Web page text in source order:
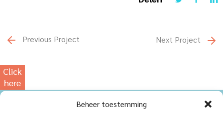
Beheer toestemming
Previous Project Next Project
Click
here
for